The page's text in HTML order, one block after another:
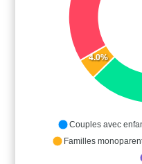
4.0%
Couples avec
Familles